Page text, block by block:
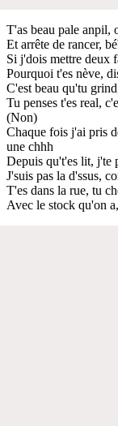
T'as beau pale anpil,
Et arrête de rancer,
Si j'dois mettre deux
Pourquoi t'es nève,
C'est beau qu'tu
Tu penses t'es real,
(Non)
Chaque fois j'ai pris
une chhh
Depuis qu't'es lit, j'te
J'suis pas la d'ssus,
T'es dans la rue, tu
Avec le stock qu'on